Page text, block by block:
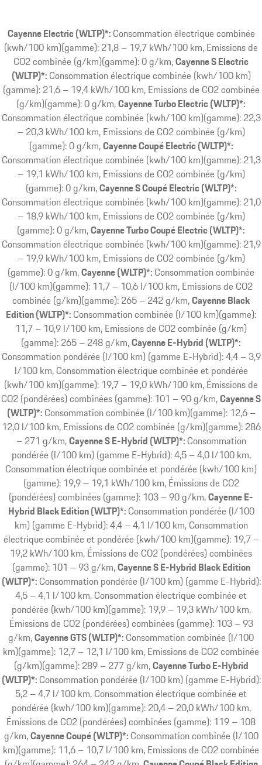
Cayenne Electric (WLTP)*: Consommation électrique combinée
(kwh/100 km)(gamme): 21,8 – 19,7 kWh/100 km, Emissions de
CO2 combinée (g/km)(gamme): 0 g/km Cayenne S Electric
(WLTP)*: Consommation électrique combinée (kwh/100 km)
(gamme): 21,6 – 19,4 kWh/100 km, Emissions de CO2 combinée
(g/km)(gamme): 0 g/km Cayenne Turbo Electric (WLTP)*:
Consommation électrique combinée (kwh/100 km)(gamme): 22,3
– 20,3 kWh/100 km, Emissions de CO2 combinée (g/km)
(gamme): 0 g/km Cayenne Coupé Electric (WLTP)*:
Consommation électrique combinée (kwh/100 km)(gamme): 21,3
– 19,1 kWh/100 km, Emissions de CO2 combinée (g/km)
(gamme): 0 g/km Cayenne S Coupé Electric (WLTP)*:
Consommation électrique combinée (kwh/100 km)(gamme): 21,0
– 18,9 kWh/100 km, Emissions de CO2 combinée (g/km)
(gamme): 0 g/km Cayenne Turbo Coupé Electric (WLTP)*:
Consommation électrique combinée (kwh/100 km)(gamme): 21,9
– 19,9 kWh/100 km, Emissions de CO2 combinée (g/km)
(gamme): 0 g/km Cayenne (WLTP)*: Consommation combinée
(l/100 km)(gamme): 11,7 – 10,6 l/100 km, Emissions de CO2
combinée (g/km)(gamme): 265 – 242 g/km Cayenne Black
Edition (WLTP)*: Consommation combinée (l/100 km)(gamme):
11,7 – 10,9 l/100 km, Emissions de CO2 combinée (g/km)
(gamme): 265 – 248 g/km Cayenne E-Hybrid (WLTP)*:
Consommation pondérée (l/100 km) (gamme E-Hybrid): 4,4 – 3,9
l/100 km, Consommation électrique combinée et pondérée
(kwh/100 km)(gamme): 19,7 – 19,0 kWh/100 km, Émissions de
CO2 (pondérées) combinées (gamme): 101 – 90 g/km Cayenne S
(WLTP)*: Consommation combinée (l/100 km)(gamme): 12,6 –
12,0 l/100 km, Emissions de CO2 combinée (g/km)(gamme): 286
– 271 g/km Cayenne S E-Hybrid (WLTP)*: Consommation
pondérée (l/100 km) (gamme E-Hybrid): 4,5 – 4,0 l/100 km,
Consommation électrique combinée et pondérée (kwh/100 km)
(gamme): 19,9 – 19,1 kWh/100 km, Émissions de CO2
(pondérées) combinées (gamme): 103 – 90 g/km Cayenne E-
Hybrid Black Edition (WLTP)*: Consommation pondérée (l/100
km) (gamme E-Hybrid): 4,4 – 4,1 l/100 km, Consommation
électrique combinée et pondérée (kwh/100 km)(gamme): 19,7 –
19,2 kWh/100 km, Émissions de CO2 (pondérées) combinées
(gamme): 101 – 93 g/km Cayenne S E-Hybrid Black Edition
(WLTP)*: Consommation pondérée (l/100 km) (gamme E-Hybrid):
4,5 – 4,1 l/100 km, Consommation électrique combinée et
pondérée (kwh/100 km)(gamme): 19,9 – 19,3 kWh/100 km,
Émissions de CO2 (pondérées) combinées (gamme): 103 – 93
g/km Cayenne GTS (WLTP)*: Consommation combinée (l/100
km)(gamme): 12,7 – 12,1 l/100 km, Emissions de CO2 combinée
(g/km)(gamme): 289 – 277 g/km Cayenne Turbo E-Hybrid
(WLTP)*: Consommation pondérée (l/100 km) (gamme E-Hybrid):
5,2 – 4,7 l/100 km, Consommation électrique combinée et
pondérée (kwh/100 km)(gamme): 20,4 – 20,0 kWh/100 km,
Émissions de CO2 (pondérées) combinées (gamme): 119 – 108
g/km Cayenne Coupé (WLTP)*: Consommation combinée (l/100
km)(gamme): 11,6 – 10,7 l/100 km, Emissions de CO2 combinée